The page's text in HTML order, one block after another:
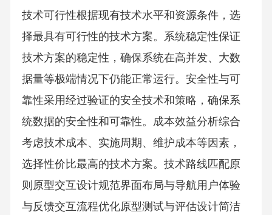
技术可行性根据现有技术水平和资源条件，选
择最具有可行性的技术方案。系统稳定性保证
技术方案的稳定性，确保系统在高并发、大数
据量等极端情况下仍能正常运行。安全性与可
靠性采用经过验证的安全技术和策略，确保系
统数据的安全性和可靠性。成本效益分析综合
考虑技术成本、实施周期、维护成本等因素，
选择性价比最高的技术方案。技术路线匹配原
则原型交互设计规范界面布局与导航用户体验
与反馈交互流程优化原型测试与评估设计简洁